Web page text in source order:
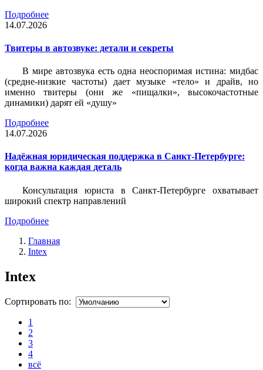
Подробнее
14.07.2026
Твитеры в автозвуке: детали и секреты
В мире автозвука есть одна неоспоримая истина: мидбас
(средне-низкие частоты) дает музыке «тело» и драйв, но
именно твитеры (они же «пищалки», высокочастотные
динамики) дарят ей «душу»
Подробнее
14.07.2026
Надёжная юридическая поддержка в Санкт-Петербурге:
когда важна каждая деталь
Консультация юриста в Санкт-Петербурге охватывает
широкий спектр направлений
Подробнее
Главная
Intex
Intex
Сортировать по:
1
2
3
4
всё